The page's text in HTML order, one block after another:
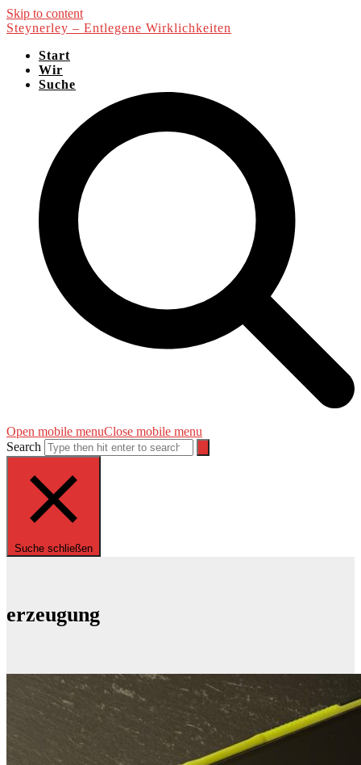
Skip to content
Steynerley – Entlegene Wirklichkeiten
Start
Wir
Suche
Open mobile menuClose mobile menu
Search
Suche schließen
erzeugung